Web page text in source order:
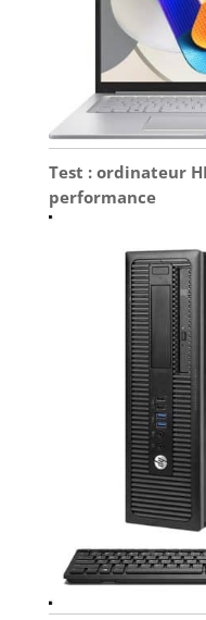
Test : ordinateur
performance